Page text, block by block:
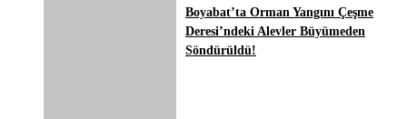
Boyabat’ta Orman Yangını Çeşme
Deresi’ndeki Alevler Büyümeden
Söndürüldü!